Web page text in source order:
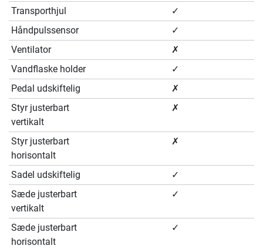
Transporthjul
✓
Håndpulssensor
✓
Ventilator
✗
Vandflaske holder
✓
Pedal udskiftelig
✗
Styr justerbart
vertikalt
✗
Styr justerbart
horisontalt
✗
Sadel udskiftelig
✓
Sæde justerbart
vertikalt
✓
Sæde justerbart
horisontalt
✓